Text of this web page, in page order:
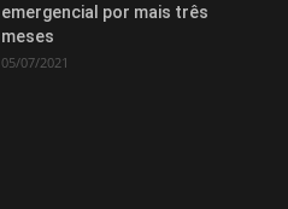
emergencial por mais três
meses
05/07/2021